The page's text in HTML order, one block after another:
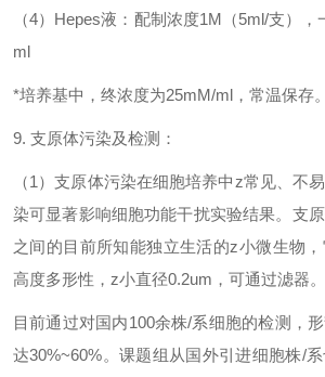
（4）Hepes液：配制浓度1M（5ml/支）
ml
*培养基中，终浓度为25mM/ml，常温保存。
9. 支原体污染及检测：
（1）支原体污染在细胞培养中 z常见、不
染可显著影响细胞功能干扰实验结果。支
之间的目前所知能独立生活的z小微生物
高度多形性， z小直径0.2um，可通过滤器。
目前通过对国内100余株/系细胞的检测，
达30%~60%。课题组从国外引进细胞株/